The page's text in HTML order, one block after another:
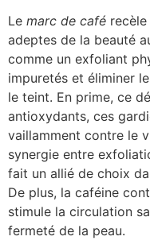
Le marc de café
adeptes de la beauté
comme un exfoliant
impuretés et éliminer
le teint. En prime, ce
antioxydants, ces
vaillamment contre le
synergie entre
fait un allié de choix
De plus, la caféine
stimule la circulation
fermeté de la peau.